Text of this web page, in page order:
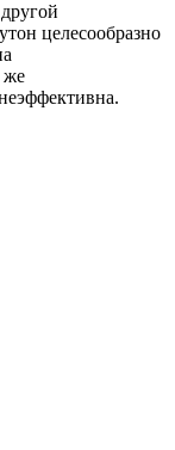
целесообразно
же